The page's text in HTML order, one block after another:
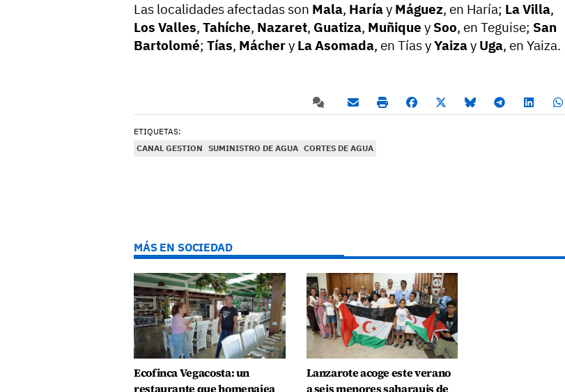
Las localidades afectadas son Mala, Haríay Máguez, en Haría; La Villa,
Los Valles, Tahíche, Nazaret, Guatiza, Muñique y Soo, en Teguise; San
Bartolomé; Tías, Máchery La Asomada, en Tías yYaizay Uga, en Yaiza.
ETIQUETAS:
CANAL GESTION SUMINISTRO DE AGUA CORTES DE AGUA
MÁS EN SOCIEDAD
Ecofinca Vegacosta: un
restaurante que homenajea
Lanzarote acoge este verano
a seis menores saharauis de